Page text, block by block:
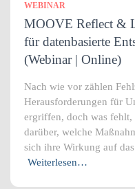
WEBINAR
MOOVE Reflect &
für datenbasierte
(Webinar | Online)
Nach wie vor zählen
Herausforderungen für
ergriffen, doch was fehlt,
darüber, welche
sich ihre Wirkung auf
Weiterlesen…